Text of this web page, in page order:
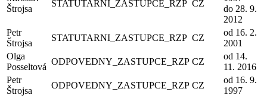
Štrojsa
STATUTARNI_ZASTUPCE_RZP CZ
do 28. 9.
2012
Petr
Štrojsa
STATUTARNI_ZASTUPCE_RZP CZ
od 16. 2.
2001
Olga
Posseltová
ODPOVEDNY_ZASTUPCE_RZP CZ
od 14.
11. 2016
Petr
Štrojsa
ODPOVEDNY_ZASTUPCE_RZP CZ
od 16. 9.
1997